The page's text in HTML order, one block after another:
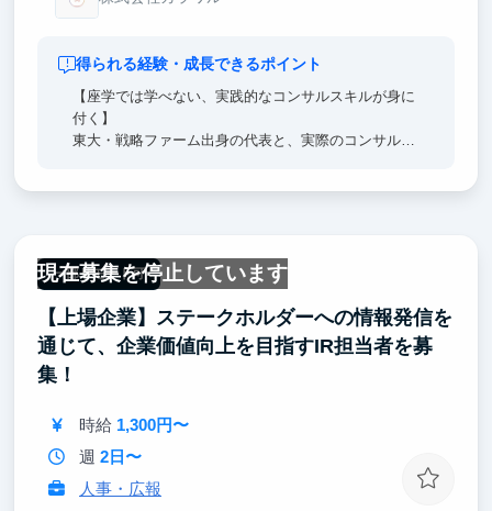
得られる経験・成長できるポイント
【座学では学べない、実践的なコンサルスキルが身に
付く】
東大・戦略ファーム出身の代表と、実際のコンサルテ
自社事業は文字通り、戦略から実行まで担当させても
らえます。実際に私も集客戦略→実行まで担当させて
いただいており、裁量権を大きく持たせていただいて
います。
現在募集を停止しています
一部リモート可
【上場企業】ステークホルダーへの情報発信を
通じて、企業価値向上を目指すIR担当者を募
集！
時給 1,300円〜
週 2日〜
人事・広報